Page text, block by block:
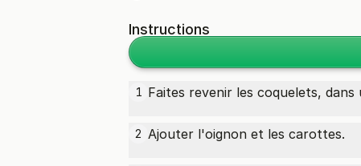
Instructions
1 Faites revenir les coquelets,
2 Ajouter l'oignon et les carottes.